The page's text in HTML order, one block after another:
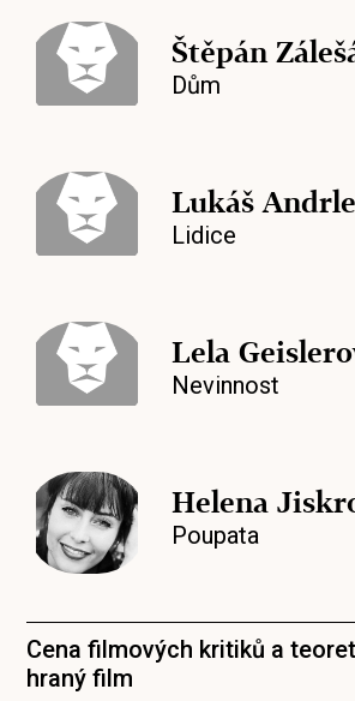
Štěpán
Dům
Lukáš Andrle
Lidice
Lela
Nevinnost
Helena
Poupata
Cena filmových kritiků a
hraný film